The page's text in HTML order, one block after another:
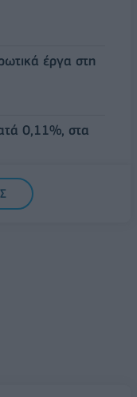
έργα στη
0,11%, στα